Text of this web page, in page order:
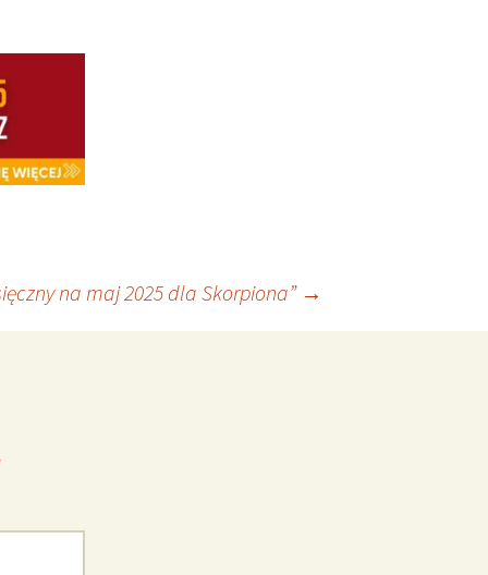
na maj 2025 dla Skorpiona” →